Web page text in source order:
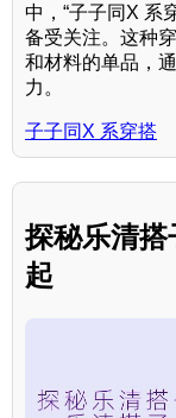
中，“子子同X 系
备受关注。这种
和材料的单品，
力。
子子同X 系穿搭
探秘乐清
起